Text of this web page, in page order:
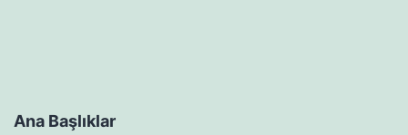
Ana Başlıklar